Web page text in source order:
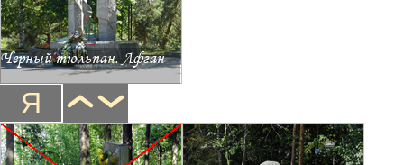
Черный тюльпан. Афган
Я